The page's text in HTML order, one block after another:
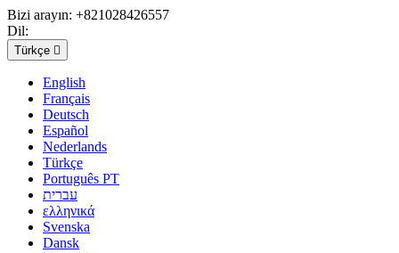
Bizi arayın: +821028426557
Dil:
Türkçe 
English
Français
Deutsch
Español
Nederlands
Türkçe
Português PT
עברית
ελληνικά
Svenska
Dansk